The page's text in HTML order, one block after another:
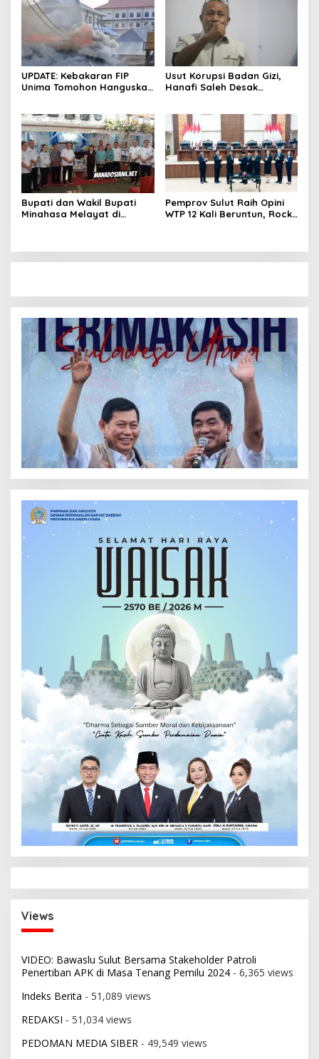
UPDATE: Kebakaran FIP
Unima Tomohon Hanguskan
Usut Korupsi Badan Gizi,
Hanafi Saleh Desak
Bupati dan Wakil Bupati
Minahasa Melayat di
Pemprov Sulut Raih Opini
WTP 12 Kali Beruntun, Rocky
Views
VIDEO: Bawaslu Sulut Bersama Stakeholder Patroli
Penertiban APK di Masa Tenang Pemilu 2024 - 6,365 views
Indeks Berita - 51,089 views
REDAKSI - 51,034 views
PEDOMAN MEDIA SIBER - 49,549 views